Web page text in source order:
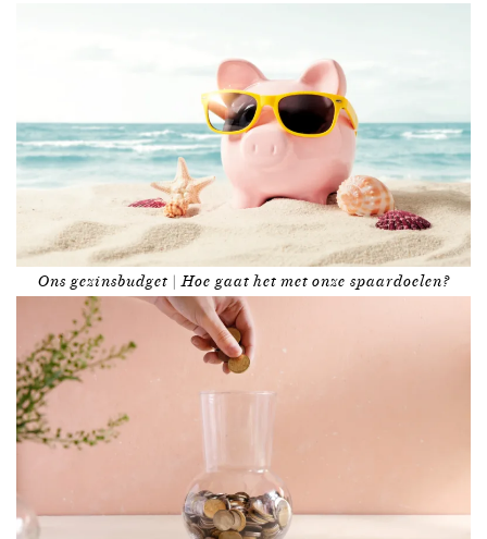
Ons gezinsbudget | Hoe gaat het met onze spaardoelen?